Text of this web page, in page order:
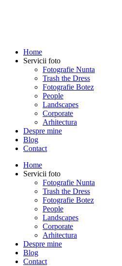
Home
Servicii foto
Fotografie Nunta
Trash the Dress
Fotografie Botez
People
Landscapes
Corporate
Arhitectura
Despre mine
Blog
Contact
Home
Servicii foto
Fotografie Nunta
Trash the Dress
Fotografie Botez
People
Landscapes
Corporate
Arhitectura
Despre mine
Blog
Contact